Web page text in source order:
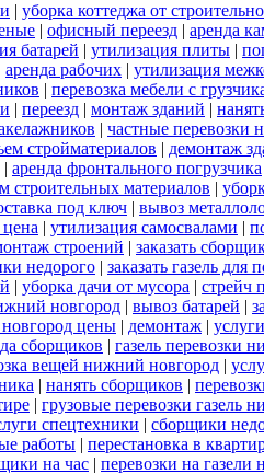
| уборка коттеджа от
| офисный переезд | аренда
батарей | утилизация плиты |
аренда рабочих | утилизация
| перевозка мебели с
| переезд | монтаж зданий |
| частные перевозки
стройматериалов | демонтаж
| аренда фронтального погрузчика
строительных материалов |
под ключ | вывоз
| утилизация самосвалами |
строений | заказать
недорого | заказать газель
| уборка дачи от мусора | стрейч
новгород | вывоз батарей |
цены | демонтаж |
сборщиков | газель перевозки
вещей нижний новгород |
| нанять сборщиков |
| грузовые перевозки газель
спецтехники | сборщики
работы | перестановка в
на час | перевозки на